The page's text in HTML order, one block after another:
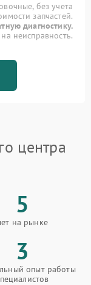
без учета
запчастей.
диагностику.
неисправность.
центра
5
на рынке
3
опыт работы